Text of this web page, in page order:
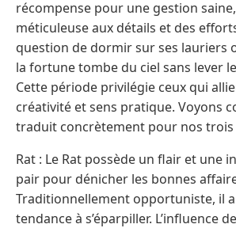
récompense pour une gestion
méticuleuse aux détails et des
question de dormir sur ses lauriers
la fortune tombe du ciel sans lever
Cette période privilégie ceux qui
créativité et sens pratique. Voyons
traduit concrètement pour nos
Rat : Le Rat possède un flair et une
pair pour dénicher les bonnes
Traditionnellement opportuniste, il
tendance à s’éparpiller. L’influence